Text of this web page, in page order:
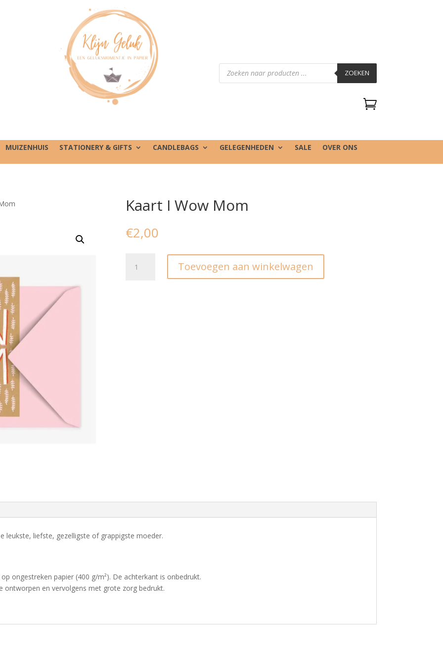
Producten
zoeken ZOEKEN

MUIZENHUIS STATIONERY & GIFTS CANDLEBAGS GELEGENHEDEN SALE OVER ONS
Kaart I Wow Mom
€2,00
Toevoegen aan winkelwagen
leukste, liefste, gezelligste of grappigste moeder.
ongestreken papier (400 g/m²). De achterkant is onbedrukt.
en vervolgens met grote zorg bedrukt.